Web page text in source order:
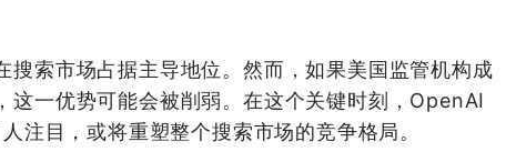
索市场占据主导地位。然而，如果美国监管机构成
一优势可能会被削弱。在这个关键时刻，OpenAI
注目，或将重塑整个搜索市场的竞争格局。